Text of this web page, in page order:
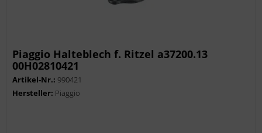
Piaggio Halteblech f. Ritzel a37200.13
00H02810421
Artikel-Nr.: 990421
Hersteller: Piaggio